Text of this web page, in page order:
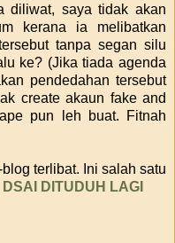
diliwat, saya tidak akan
kerana ia melibatkan
tanpa segan silu
ke? (Jika tiada agenda
pendedahan tersebut
create akaun fake and
pun leh buat. Fitnah
terlibat. Ini salah satu
DSAI DITUDUH LAGI